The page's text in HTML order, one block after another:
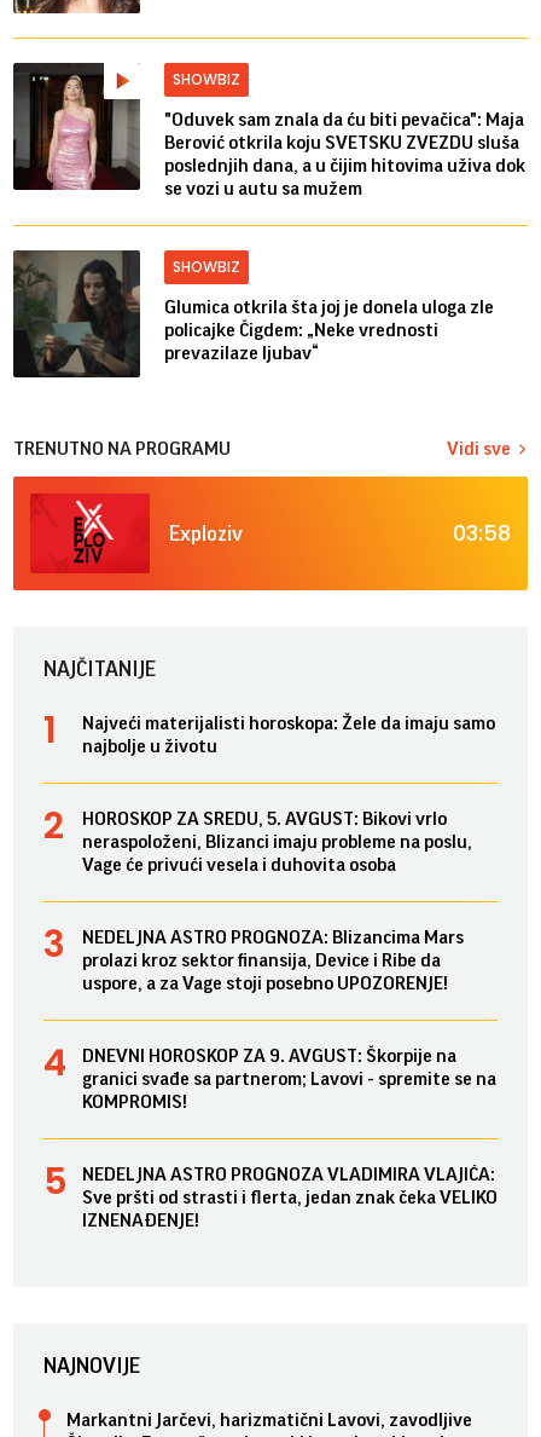
SHOWBIZ
"Oduvek sam znala da ću biti pevačica": Maja
Berović otkrila koju SVETSKU ZVEZDU sluša
poslednjih dana, a u čijim hitovima uživa dok
se vozi u autu sa mužem
SHOWBIZ
Glumica otkrila šta joj je donela uloga zle
policajke Čigdem: „Neke vrednosti
prevazilaze ljubav“
TRENUTNO NA PROGRAMU Vidi sve
Exploziv 03:58
NAJČITANIJE
Najveći materijalisti horoskopa: Žele da imaju samo
najbolje u životu
HOROSKOP ZA SREDU, 5. AVGUST: Bikovi vrlo
neraspoloženi, Blizanci imaju probleme na poslu,
Vage će privući vesela i duhovita osoba
NEDELJNA ASTRO PROGNOZA: Blizancima Mars
prolazi kroz sektor finansija, Device i Ribe da
uspore, a za Vage stoji posebno UPOZORENJE!
DNEVNI HOROSKOP ZA 9. AVGUST: Škorpije na
granici svađe sa partnerom; Lavovi - spremite se na
KOMPROMIS!
NEDELJNA ASTRO PROGNOZA VLADIMIRA VLAJIĆA:
Sve pršti od strasti i flerta, jedan znak čeka VELIKO
IZNENAĐENJE!
NAJNOVIJE
Markantni Jarčevi, harizmatični Lavovi, zavodljive